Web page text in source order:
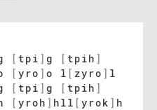
[ tpi ] g [ tpih ]
[ yro ] o l [ zyro ] l
[ tpi ] g [ tpih ]
[ yroh ] hll [ yrok ] h